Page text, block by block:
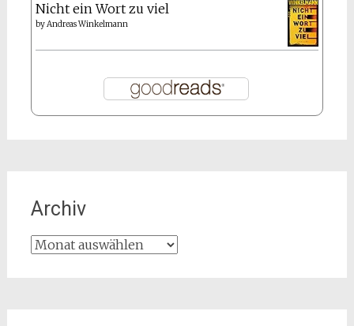
Nicht ein Wort zu viel
byAndreas Winkelmann
Archiv
Archiv